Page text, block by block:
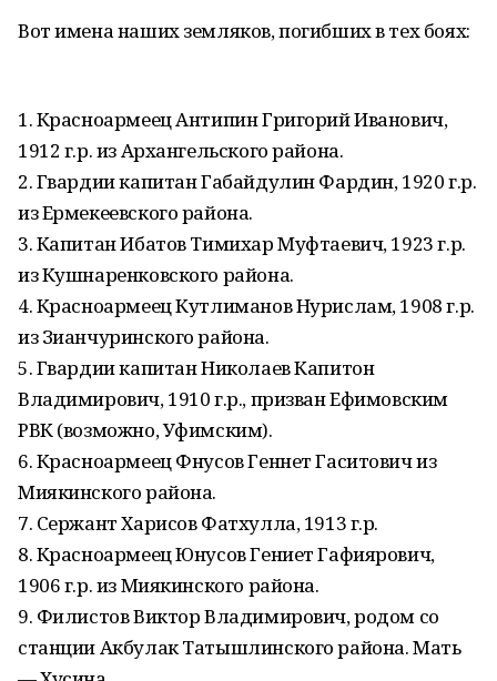
Вот имена наших земляков, погибших в тех боях:
1. Красноармеец Антипин Григорий Иванович,
1912 г.р. из Архангельского района.
2. Гвардии капитан Габайдулин Фардин, 1920 г.р.
из Ермекеевского района.
3. Капитан Ибатов Тимихар Муфтаевич, 1923 г.р.
из Кушнаренковского района.
4. Красноармеец Кутлиманов Нурислам, 1908 г.р.
из Зианчуринского района.
5. Гвардии капитан Николаев Капитон
Владимирович, 1910 г.р., призван Ефимовским
РВК (возможно, Уфимским).
6. Красноармеец Фнусов Геннет Гаситович из
Миякинского района.
7. Сержант Харисов Фатхулла, 1913 г.р.
8. Красноармеец Юнусов Гениет Гафиярович,
1906 г.р. из Миякинского района.
9. Филистов Виктор Владимирович, родом со
станции Акбулак Татышлинского района. Мать